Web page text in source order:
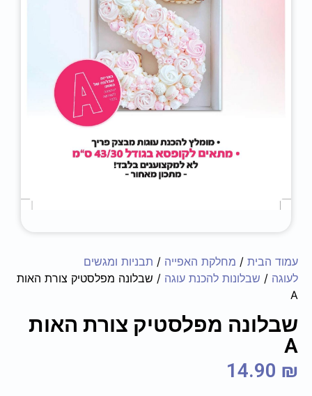
עמוד הבית / מחלקת האפייה / תבניות ומגשים
לעוגה / שבלונות להכנת עוגה / שבלונה מפלסטיק צורת האות
A
שבלונה מפלסטיק צורת האות
A
14.90 ₪